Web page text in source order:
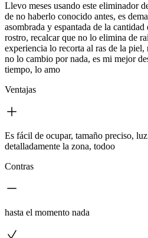
Llevo meses usando este eliminador
de no haberlo conocido antes, es
asombrada y espantada de la
rostro, recalcar que no lo elimina de
experiencia lo recorta al ras de la
no lo cambio por nada, es mi mejor
tiempo, lo amo
Ventajas
Es fácil de ocupar, tamaño preciso,
detalladamente la zona, todoo
Contras
hasta el momento nada